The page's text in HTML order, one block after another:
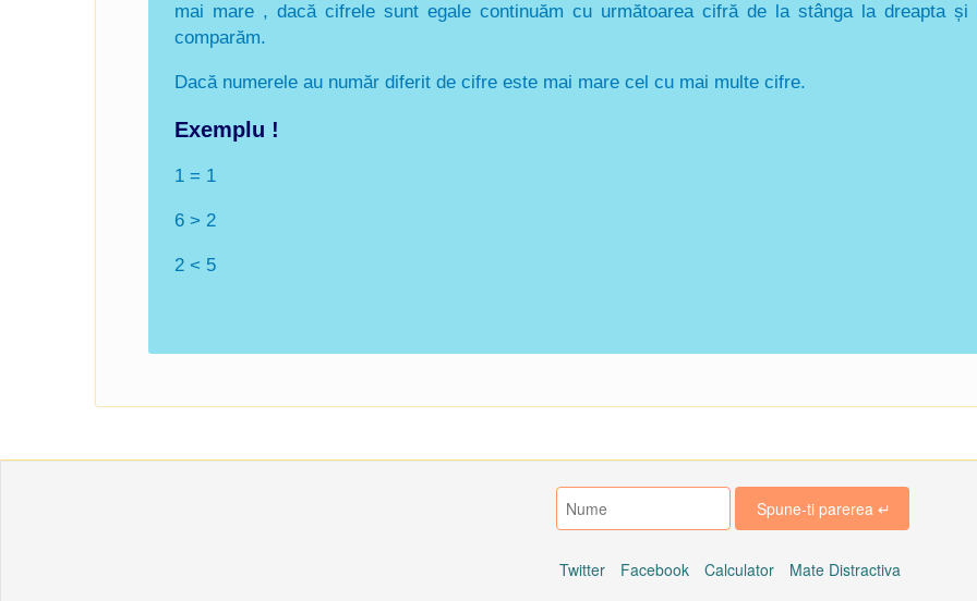
mai mare , dacă cifrele sunt egale continuăm cu următoarea cifră de la stânga la dreapta și
comparăm.
Dacă numerele au număr diferit de cifre este mai mare cel cu mai multe cifre.
Exemplu !
1 = 1
6 > 2
2 < 5
Twitter Facebook Calculator Mate Distractiva